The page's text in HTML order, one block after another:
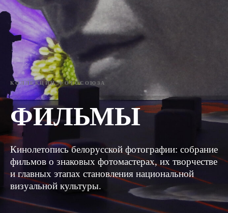
КОЛЛЕКЦИИ ФОТОСОЮЗА
ФИЛЬМЫ
Кинолетопись белорусской фотографии: собрание
фильмов о знаковых фотомастерах, их творчестве
и главных этапах становления национальной
визуальной культуры.